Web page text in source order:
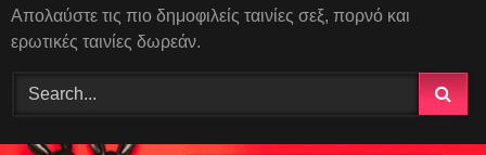
Απολαύστε τις πιο δημοφιλείς ταινίες σεξ, πορνό και
ερωτικές ταινίες δωρεάν.